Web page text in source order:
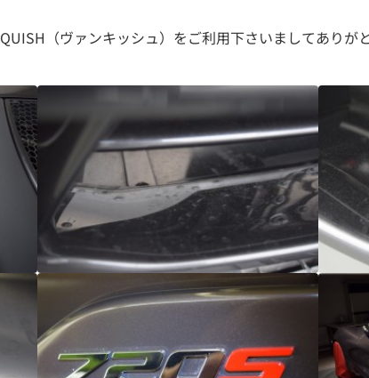
（ヴァンキッシュ）をご利用下さいましてあり